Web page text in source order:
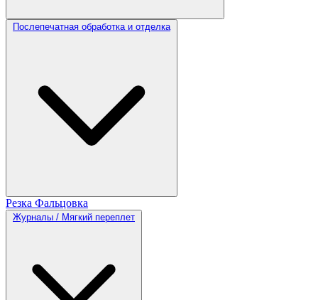
Послепечатная обработка и отделка
Резка Фальцовка
Журналы / Мягкий переплет